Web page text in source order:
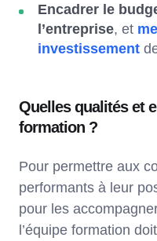
Encadrer le
l’entreprise, et
investissement
Quelles qualités et
formation ?
Pour permettre aux
performants à leur
pour les
l’équipe formation